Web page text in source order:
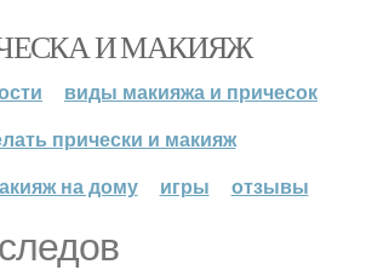
И МАКИЯЖ
виды макияжа и причесок
прически и макияж
на дому
игры отзывы